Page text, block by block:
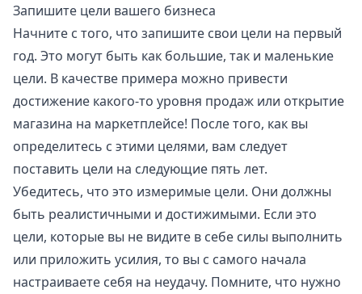
Запишите цели вашего бизнеса
Начните с того, что запишите свои цели на первый
год. Это могут быть как большие, так и маленькие
цели. В качестве примера можно привести
достижение какого-то уровня продаж или открытие
магазина на маркетплейсе! После того, как вы
определитесь с этими целями, вам следует
поставить цели на следующие пять лет.
Убедитесь, что это измеримые цели. Они должны
быть реалистичными и достижимыми. Если это
цели, которые вы не видите в себе силы выполнить
или приложить усилия, то вы с самого начала
настраиваете себя на неудачу. Помните, что нужно